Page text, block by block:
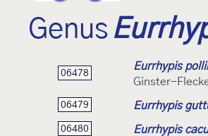
Genus
06478
Eurrhypis
Ginster-
06479 Eurrhypis
06480 Eurrhypis